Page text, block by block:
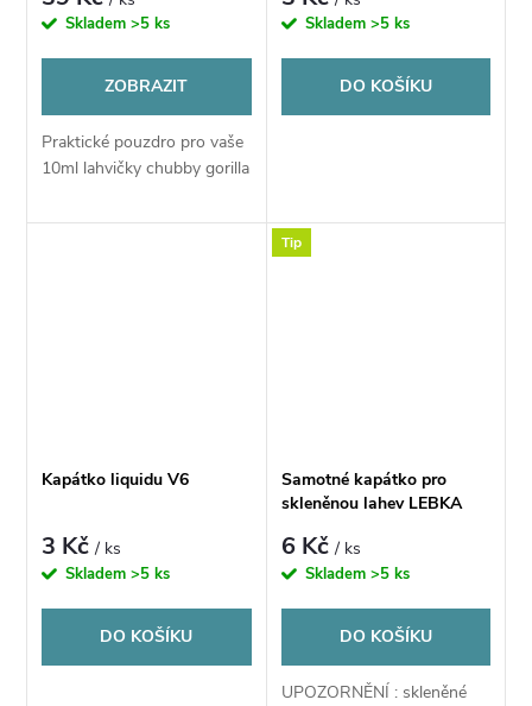
Skladem>5 ks
ZOBRAZIT
Praktické pouzdro pro vaše
10ml lahvičky chubby gorilla
Skladem >5 ks
DO KOŠÍKU
Kapátko liquidu V6
3 Kč/ ks
Skladem>5 ks
DO KOŠÍKU
Tip
Samotné kapátko pro
skleněnou lahev LEBKA
6 Kč/ ks
Skladem >5 ks
DO KOŠÍKU
UPOZORNĚNÍ : skleněné